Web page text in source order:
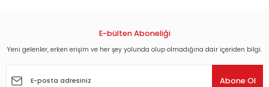
Görüş ve önerileriniz için teşekkür ederiz.
Ürün açıklamasında eksik bilgiler bulunuyor.
E-bülten Aboneliği
Yeni gelenler, erken erişim ve her şey yolunda olup olmadığına dair içeriden bilgi.
Abone Ol